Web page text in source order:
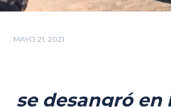
MAYO 21, 2021
se desangró en